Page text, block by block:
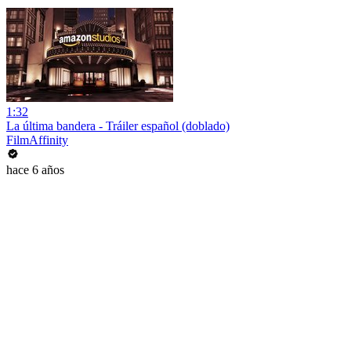
1:32
La última bandera - Tráiler español (doblado)
FilmAffinity
hace 6 años